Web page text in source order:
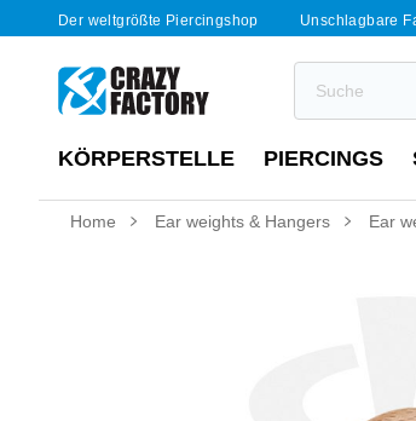
Der weltgrößte Piercingshop Unschlagbare
KÖRPERSTELLE PIERCINGS
Home Ear weights & Hangers Ear